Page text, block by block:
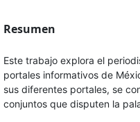
Resumen
Este trabajo explora el
portales informativos de
sus diferentes portales, se
conjuntos que disputen la